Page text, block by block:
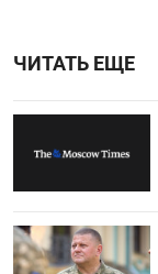
ЧИТАТЬ ЕЩЕ